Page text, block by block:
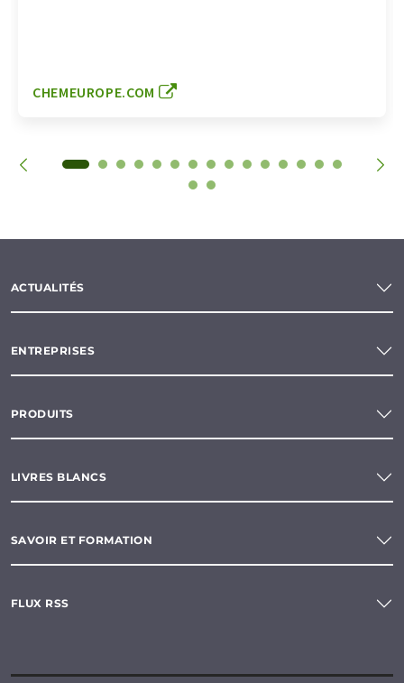
CHEMEUROPE.COM
ACTUALITÉS
ENTREPRISES
PRODUITS
LIVRES BLANCS
SAVOIR ET FORMATION
FLUX RSS